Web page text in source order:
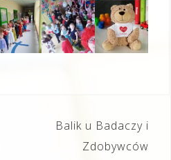
Balik u Badaczy i
Zdobywców